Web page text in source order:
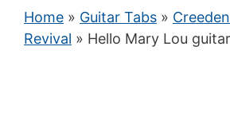
Home » Guitar Tabs »
Revival » Hello Mary Lou